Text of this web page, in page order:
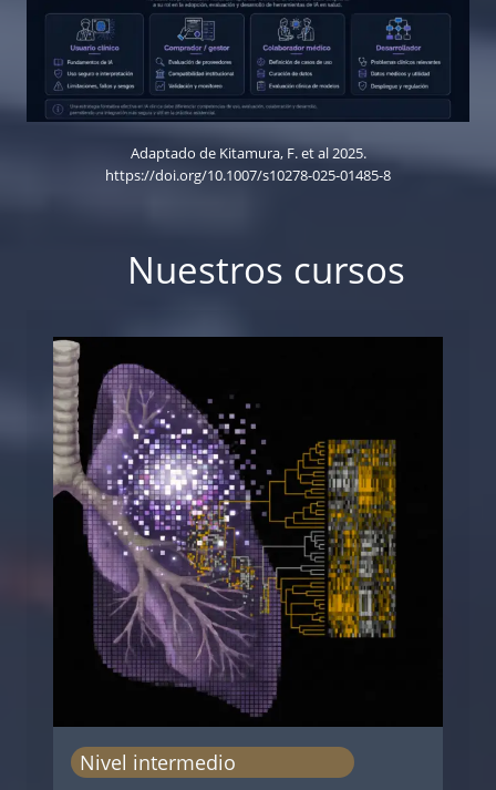
Adaptado de Kitamura, F. et al 2025.
https://doi.org/10.1007/s10278-025-01485-8
Nuestros cursos
Nivel intermedio